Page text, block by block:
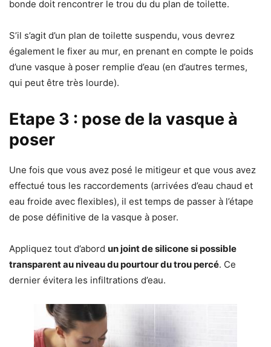
bonde doit rencontrer le trou du du plan de toilette.
S’il s’agit d’un plan de toilette suspendu, vous devrez
également le fixer au mur, en prenant en compte le poids
d’une vasque à poser remplie d’eau (en d’autres termes,
qui peut être très lourde).
Etape 3 : pose de la vasque à
poser
Une fois que vous avez posé le mitigeur et que vous avez
effectué tous les raccordements (arrivées d’eau chaud et
eau froide avec flexibles), il est temps de passer à l’étape
de pose définitive de la vasque à poser.
Appliquez tout d’abord un joint de silicone si possible
transparent au niveau du pourtour du trou percé. Ce
dernier évitera les infiltrations d’eau.